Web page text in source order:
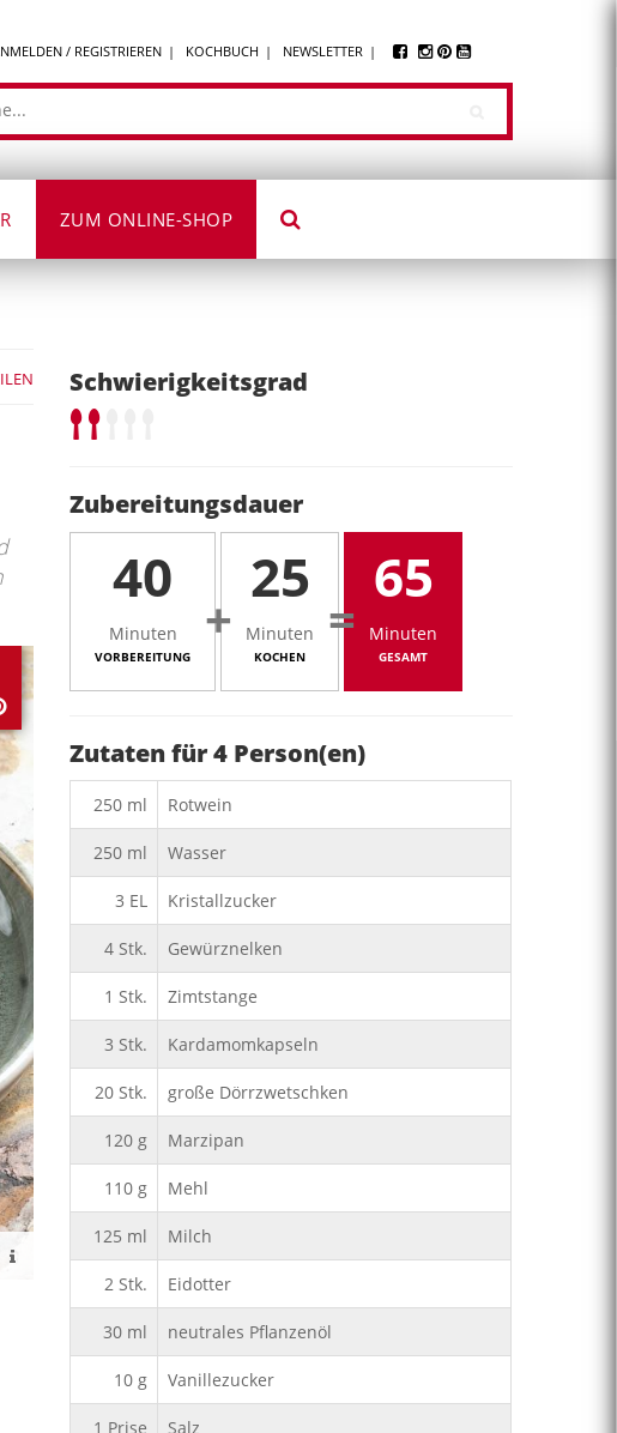
/ REGISTRIEREN KOCHBUCH NEWSLETTER
ZUM ONLINE-SHOP
Schwierigkeitsgrad
Zubereitungsdauer
40
Minuten
VORBEREITUNG
+
25
Minuten
KOCHEN
=
65
Minuten
GESAMT
Zutaten für4 Person(en)
250 ml Rotwein
250 ml Wasser
3 EL Kristallzucker
4 Stk. Gewürznelken
1 Stk. Zimtstange
3 Stk. Kardamomkapseln
20 Stk. große Dörrzwetschken
120 g Marzipan
110 g Mehl
125 ml Milch
2 Stk. Eidotter
30 ml neutrales Pflanzenöl
10 g Vanillezucker
1 Prise Salz